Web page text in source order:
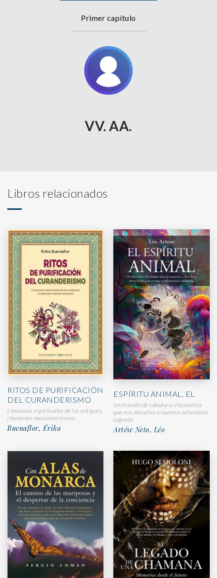
Primer capítulo
VV. AA.
Libros relacionados
RITOS DE PURIFICACIÓN
DEL CURANDERISMO
Limpiezas espirituales de los antiguos
chamanes mesoamericanos
Buenaflor, Érika
ESPÍRITU ANIMAL, EL
Un tratado de sabiduría chamánica
que nos devuelve a nuestra naturaleza
sagrada
Artése Neto, Léo